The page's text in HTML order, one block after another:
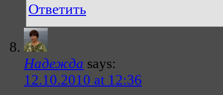
Ответить
Надежда says:
12.10.2010 at 12:36